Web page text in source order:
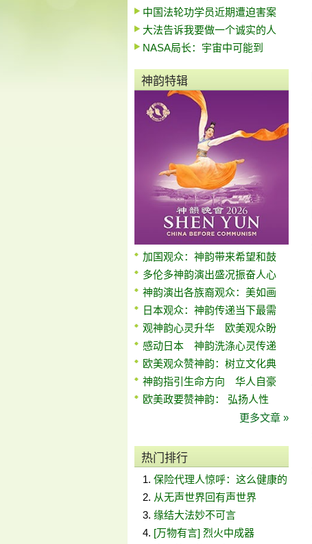
中国法轮功学员近期遭迫害案
大法告诉我要做一个诚实的人
NASA局长：宇宙中可能到
神韵特辑
加国观众：神韵带来希望和鼓
多伦多神韵演出盛况振奋人心
神韵演出各族裔观众：美如画
日本观众：神韵传递当下最需
观神韵心灵升华 欧美观众盼
感动日本 神韵洗涤心灵传递
欧美观众赞神韵：树立文化典
神韵指引生命方向 华人自豪
欧美政要赞神韵： 弘扬人性
更多文章 »
热门排行
保险代理人惊呼：这么健康的
从无声世界回有声世界
缘结大法妙不可言
[万物有言] 烈火中成器